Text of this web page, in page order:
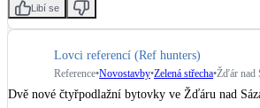
Libí se
Lovci referencí (Ref hunters)
Reference•Novostavby•Zelená střecha•Žďár nad